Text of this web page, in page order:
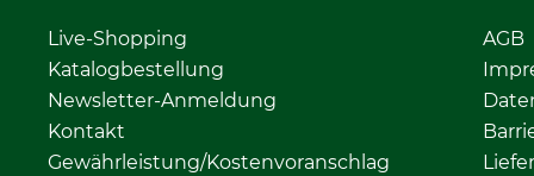
Live-Shopping
Katalogbestellung
Newsletter-Anmeldung
Kontakt
Gewährleistung/Kostenvoranschlag
AGB